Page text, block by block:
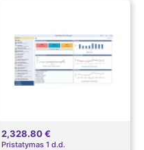
2,328.80 €
Pristatymas 1 d.d.